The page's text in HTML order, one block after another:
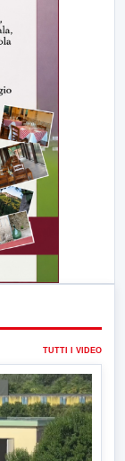
TUTTI I VIDEO